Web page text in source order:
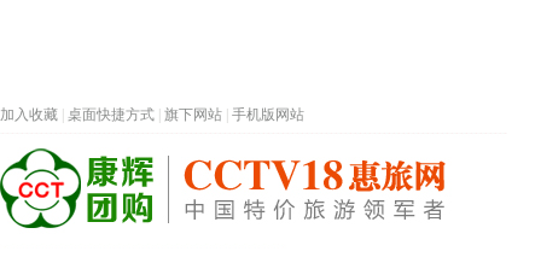
加入收藏 桌面快捷方式 旗下网站 手机版网站